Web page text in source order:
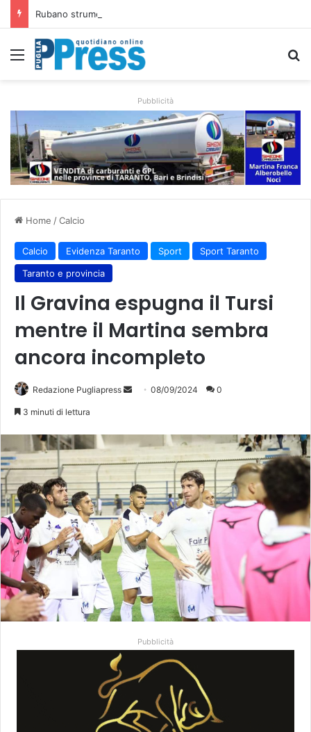
Menu
Pubblicità
Home /Calcio
Calcio Evidenza Taranto Sport
Sport Taranto
Taranto e provincia
Il Gravina espugna il Tursi
mentre il Martina sembra
ancora incompleto
Redazione Pugliapress
Invia 08/09/2024 0
3 minuti di lettura
Pubblicità